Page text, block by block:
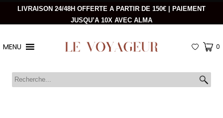
LIVRAISON 24/48H OFFERTE A PARTIR DE 150€ | PAIEMENT
JUSQU’A 10X AVEC ALMA
MENU 0